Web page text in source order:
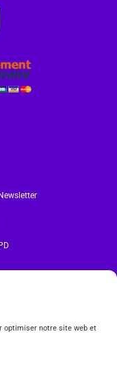
optimiser notre site web et
LEGO® est une
respectives citées sur le site